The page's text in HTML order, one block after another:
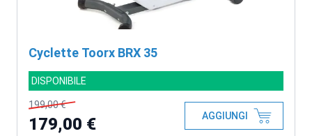
Cyclette Toorx BRX 35
DISPONIBILE
199,00 €
179,00 € AGGIUNGI